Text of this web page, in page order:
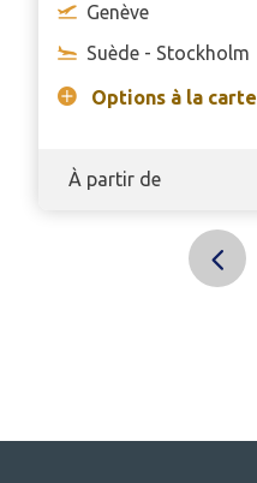
Genève
Suède - Stockholm
Options à la carte
À partir de